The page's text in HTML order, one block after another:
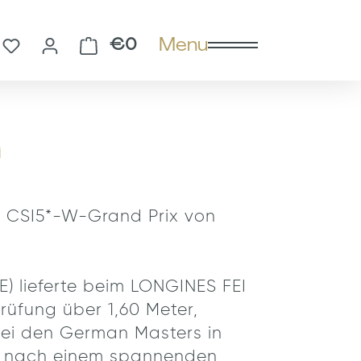
Menu
You have 0 wishlist items
€0 Shopping cart contains
W-Grand Prix von
lieferte beim LONGINES FEI
über 1,60 Meter,
den German Masters in
einem spannenden